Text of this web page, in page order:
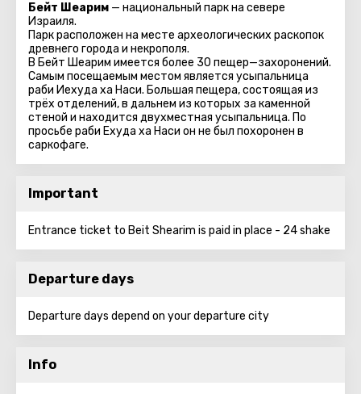
Бейт Шеарим — национальный парк на севере
Израиля.
Парк расположен на месте археологических раскопок
древнего города и некрополя.
В Бейт Шеарим имеется более 30 пещер—захоронений.
Самым посещаемым местом является усыпальница
раби Иехуда ха Наси. Большая пещера, состоящая из
трёх отделений, в дальнем из которых за каменной
стеной и находится двухместная усыпальница. По
просьбе раби Ехуда ха Наси он не был похоронен в
саркофаге.
Important
Entrance ticket to Beit Shearim is paid in place - 24 shake
Departure days
Departure days depend on your departure city
Info